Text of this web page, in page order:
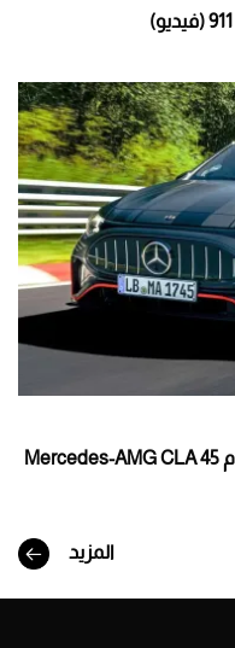
بعد تحطيمها الرقم القياسي.. ماذا تقدم Mercedes-AMG CLA 45
المزيد